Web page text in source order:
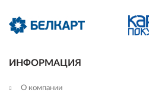
ИНФОРМАЦИЯ
О компании